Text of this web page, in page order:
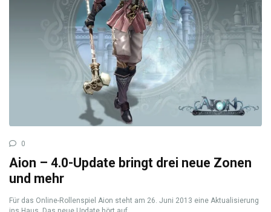
0
Aion – 4.0-Update bringt drei neue Zonen
und mehr
Für das Online-Rollenspiel Aion steht am 26. Juni 2013 eine Aktualisierung